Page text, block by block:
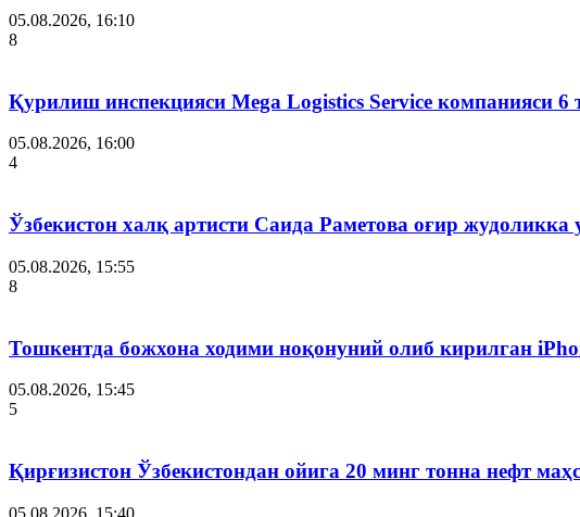
05.08.2026, 16:10
8
Қурилиш инспекцияси Мega Logistics Service компанияси
05.08.2026, 16:00
4
Ўзбекистон халқ артисти Саида Раметова оғир жудоликка
05.08.2026, 15:55
8
Тошкентда божхона ходими ноқонуний олиб кирилган
05.08.2026, 15:45
5
Қирғизистон Ўзбекистондан ойига 20 минг тонна нефт
05.08.2026, 15:40